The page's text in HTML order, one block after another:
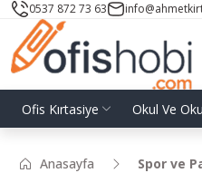
0537 872 73 63
Ofis Kırtasiye Okul Ve
Anasayfa Spor ve